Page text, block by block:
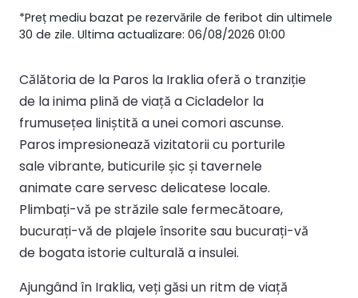
*Preț mediu bazat pe rezervările de feribot din ultimele
30 de zile. Ultima actualizare: 06/08/2026 01:00
Călătoria de la Paros la Iraklia oferă o tranziție
de la inima plină de viață a Cicladelor la
frumusețea liniștită a unei comori ascunse.
Paros impresionează vizitatorii cu porturile
sale vibrante, buticurile șic și tavernele
animate care servesc delicatese locale.
Plimbați-vă pe străzile sale fermecătoare,
bucurați-vă de plajele însorite sau bucurați-vă
de bogata istorie culturală a insulei.
Ajungând în Iraklia, veți găsi un ritm de viață